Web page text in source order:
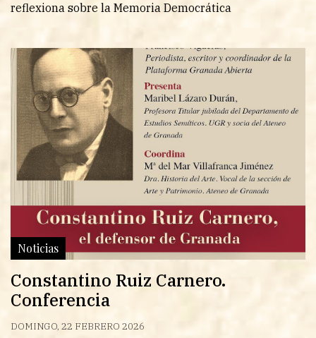
reflexiona sobre la Memoria Democrática
Noticias
Constantino Ruiz Carnero.
Conferencia
DOMINGO, 22 FEBRERO 2026